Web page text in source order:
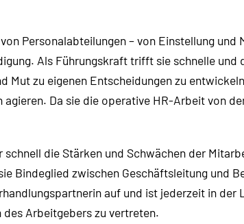
Personalabteilungen – von Einstellung
Als Führungskraft trifft sie schnelle
zu eigenen Entscheidungen zu
Da sie die operative HR-Arbeit von
die Stärken und Schwächen der
Bindeglied zwischen Geschäftsleitung und
auf und ist jederzeit in der
Arbeitgebers zu vertreten.